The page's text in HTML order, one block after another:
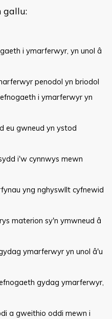
gallu:
i ymarferwyr, yn unol â
penodol yn briodol
i ymarferwyr yn
eu gwneud yn ystod
i'w cynnwys mewn
yng nghyswllt cyfnewid
materion sy'n ymwneud â
ymarferwyr yn unol â'u
gydag ymarferwyr,
a gweithio oddi mewn i